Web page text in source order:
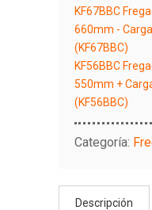
KF67BBC
660mm -
(KF67BBC)
KF56BBC
550mm +
(KF56BBC)
Categoría:
Descripción